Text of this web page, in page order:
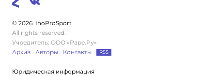
© 2026. InoProSport
All rights reserved.
Учредитель: ООО «Раре.Ру»
Архив
Авторы Контакты RSS
Юридическая информация